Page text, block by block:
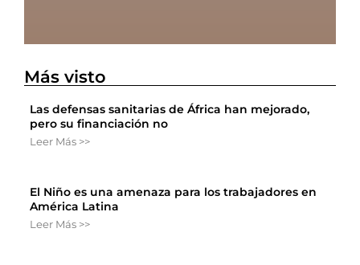
Más visto
Las defensas sanitarias de África han mejorado,
pero su financiación no
Leer Más >>
El Niño es una amenaza para los trabajadores en
América Latina
Leer Más >>